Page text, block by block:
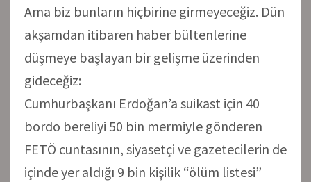
Ama biz bunların hiçbirine girmeyeceğiz. Dün
akşamdan itibaren haber bültenlerine
düşmeye başlayan bir gelişme üzerinden
gideceğiz:
Cumhurbaşkanı Erdoğan’a suikast için 40
bordo bereliyi 50 bin mermiyle gönderen
FETÖ cuntasının, siyasetçi ve gazetecilerin de
içinde yer aldığı 9 bin kişilik “ölüm listesi”